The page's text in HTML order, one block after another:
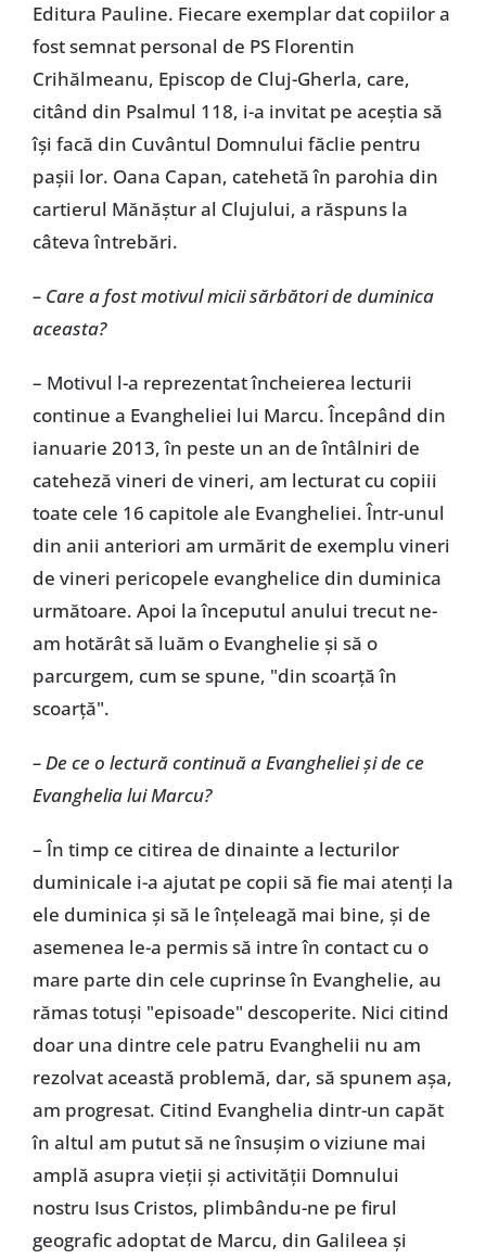
Editura Pauline. Fiecare exemplar dat copiilor a
fost semnat personal de PS Florentin
Crihălmeanu, Episcop de Cluj-Gherla, care,
citând din Psalmul 118, i-a invitat pe aceştia să
îşi facă din Cuvântul Domnului făclie pentru
paşii lor. Oana Capan, catehetă în parohia din
cartierul Mănăştur al Clujului, a răspuns la
câteva întrebări.
– Care a fost motivul micii sărbători de duminica
aceasta?
– Motivul l-a reprezentat încheierea lecturii
continue a Evangheliei lui Marcu. Începând din
ianuarie 2013, în peste un an de întâlniri de
cateheză vineri de vineri, am lecturat cu copiii
toate cele 16 capitole ale Evangheliei. Într-unul
din anii anteriori am urmărit de exemplu vineri
de vineri pericopele evanghelice din duminica
următoare. Apoi la începutul anului trecut ne-
am hotărât să luăm o Evanghelie şi să o
parcurgem, cum se spune, "din scoarţă în
scoarţă".
– De ce o lectură continuă a Evangheliei şi de ce
Evanghelia lui Marcu?
– În timp ce citirea de dinainte a lecturilor
duminicale i-a ajutat pe copii să fie mai atenţi la
ele duminica şi să le înţeleagă mai bine, şi de
asemenea le-a permis să intre în contact cu o
mare parte din cele cuprinse în Evanghelie, au
rămas totuşi "episoade" descoperite. Nici citind
doar una dintre cele patru Evanghelii nu am
rezolvat această problemă, dar, să spunem aşa,
am progresat. Citind Evanghelia dintr-un capăt
în altul am putut să ne însuşim o viziune mai
amplă asupra vieţii şi activităţii Domnului
nostru Isus Cristos, plimbându-ne pe firul
geografic adoptat de Marcu, din Galileea şi